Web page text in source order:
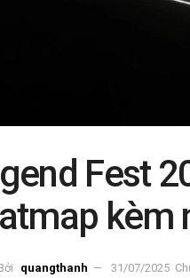
Fest
kèm
quangthanh 31/07/2025